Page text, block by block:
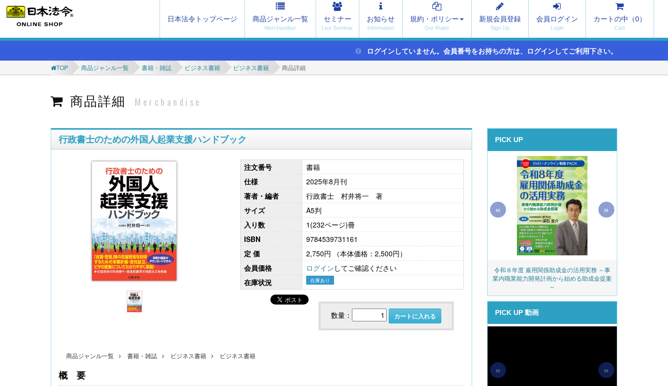
日本法令トップページ 商品ジャンル一覧 セミナー お知らせ 規約・ポリシー 新規会員登録 会員ログイン カートの中（0）
ログインしていません。会員番号をお持ちの方は、ログインしてご利用下さい。
TOP 商品ジャンル一覧 書籍・雑誌 ビジネス書籍 ビジネス書籍 商品詳細
商品詳細 Merchandise
行政書士のための外国人起業支援ハンドブック
注文番号
書籍
仕様
2025年8月刊
著者・編者
行政書士 村井将一 著
サイズ
A5判
入り数
1(232ページ)冊
ISBN
9784539731161
定 価
2,750円
（本体価格：2,500円）
会員価格
ログイン してご確認ください
在庫状況
在庫あり
数量： カートに入れる
商品ジャンル一覧 書籍・雑誌 ビジネス書籍 ビジネス書籍
概要
PICK UP
〔改訂版〕Excelでできる 産前産後休業・育
児休業《簡単》管理
こども性暴力防止法（日本版DBS）対応実務
社会保険労務士のための 労務・安全衛生コ
ンプライアンス・チェック
令和８年度 雇用関係助成金の活用実務 ～事
業内職業能力開発計画から始める助成金提案
～
« »
PICK UP 動画
« »